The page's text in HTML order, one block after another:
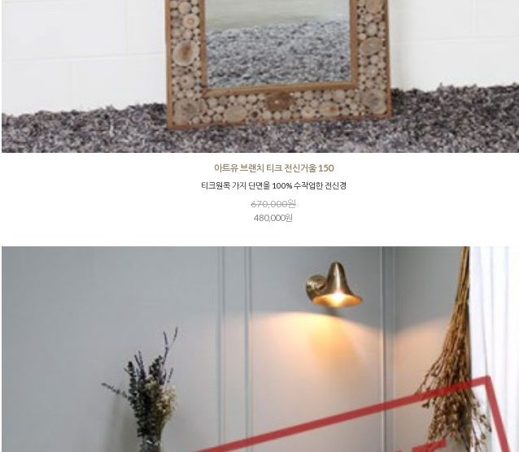
아트유 브랜치 티크 전신거울 150
티크원목 가지 단면을 100% 수작업한 전신경
670,000원
480,000원